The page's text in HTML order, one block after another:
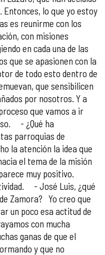
lo que yo estoy
es reunirme con los
con misiones
en cada una de las
que se apasionen con la
de todo esto dentro de
que sensibilicen
por nosotros. Y a
que vamos a ir
- ¿Qué ha
parroquias de
la atención la idea que
el tema de la misión
muy positivo.
- José Luis, ¿qué
Zamora? Yo creo que
un poco esa actitud de
con mucha
ganas de que el
y que no